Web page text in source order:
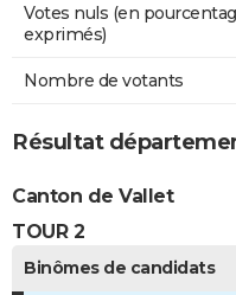
Votes nuls (en
exprimés)
Nombre de votants
Résultat
Canton de Vallet
TOUR 2
Binômes de candidats